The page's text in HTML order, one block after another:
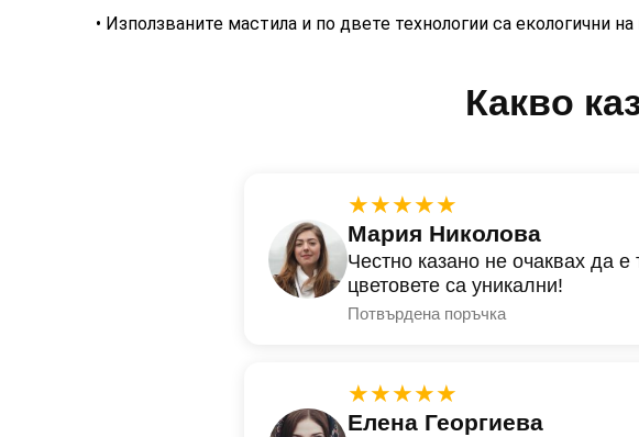
• Използваните мастила и по двете технологии са екологични
Какво
★★★★★
Мария Николова
Честно казано не очаквах да
цветовете са уникални!
Потвърдена поръчка
★★★★★
Елена Георгиева